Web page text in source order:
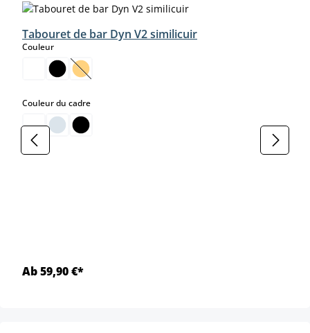
Tabouret de bar Dyn V2 similicuir
Couleurselect
(Cette option n'est pas disponible pour le moment.)
Couleur du cadreselect
Ab 59,90 €*